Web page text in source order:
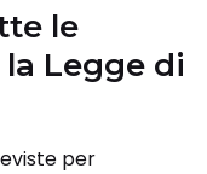
le
Legge di
per